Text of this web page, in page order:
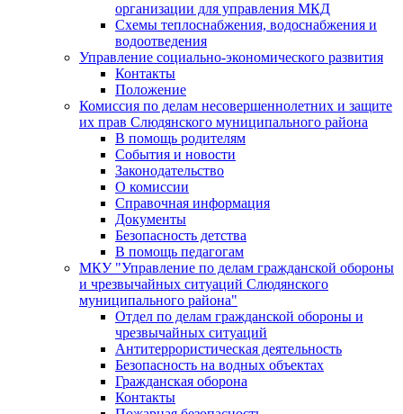
организации для управления МКД
Схемы теплоснабжения, водоснабжения и
водоотведения
Управление социально-экономического развития
Контакты
Положение
Комиссия по делам несовершеннолетних и защите
их прав Слюдянского муниципального района
В помощь родителям
События и новости
Законодательство
О комиссии
Справочная информация
Документы
Безопасность детства
В помощь педагогам
МКУ "Управление по делам гражданской обороны
и чрезвычайных ситуаций Слюдянского
муниципального района"
Отдел по делам гражданской обороны и
чрезвычайных ситуаций
Антитеррористическая деятельность
Безопасность на водных объектах
Гражданская оборона
Контакты